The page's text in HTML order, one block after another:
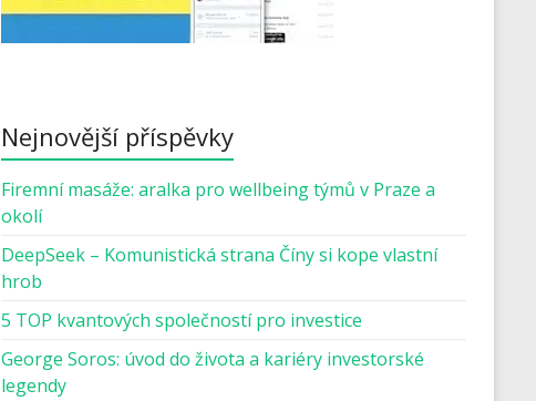
Nejnovější příspěvky
Firemní masáže: aralka pro wellbeing týmů v Praze a
okolí
DeepSeek – Komunistická strana Číny si kope vlastní
hrob
5 TOP kvantových společností pro investice
George Soros: úvod do života a kariéry investorské
legendy